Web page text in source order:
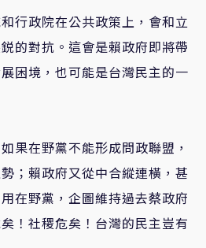
行政院在公共政策上，會和立
的對抗。這會是賴政府即將帶
困境，也可能是台灣民主的一
果在野黨不能形成問政聯盟，
；賴政府又從中合縱連橫，甚
在野黨，企圖維持過去蔡政府
！社稷危矣！台灣的民主豈有